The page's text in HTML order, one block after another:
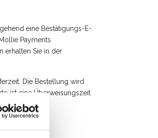
eine Bestätigungs-E-
Payments
erhalten Sie in der
Die Bestellung wird
ist eine Überweisungszeit